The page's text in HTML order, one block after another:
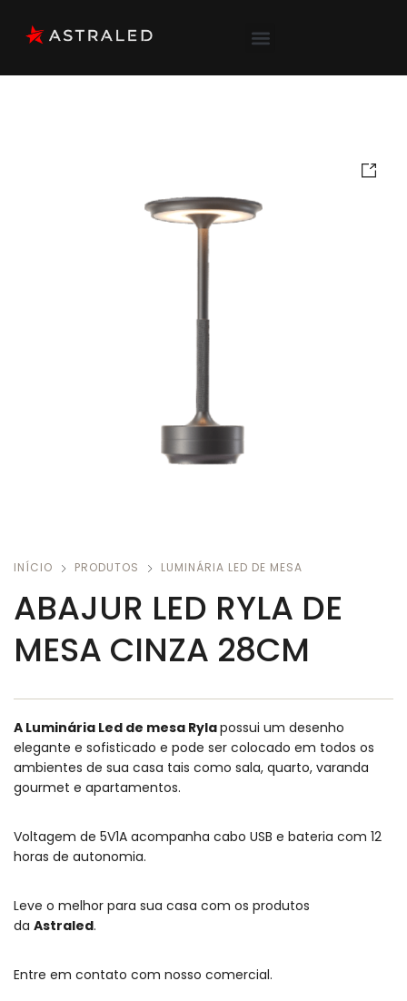
INÍCIO PRODUTOS LUMINÁRIA LED DE MESA
ABAJUR LED RYLA DE
MESA CINZA 28CM
A Luminária Led de mesa Rylapossui um desenho
elegante e sofisticado e pode ser colocado em todos os
ambientes de sua casa tais como sala, quarto, varanda
gourmet e apartamentos.
Voltagem de 5V1A acompanha cabo USB e bateria com 12
horas de autonomia.
Leve o melhor para sua casa com os produtos
da Astraled.
Entre em contato com nosso comercial.